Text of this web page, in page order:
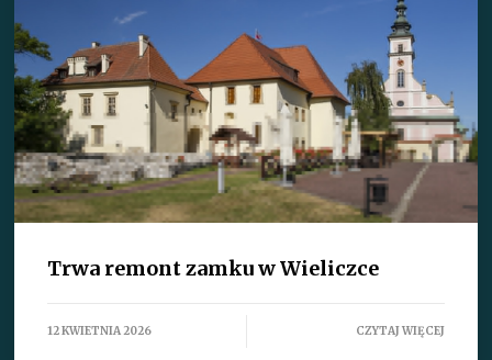
Trwa remont zamku w Wieliczce
12 KWIETNIA 2026 CZYTAJ WIĘCEJ